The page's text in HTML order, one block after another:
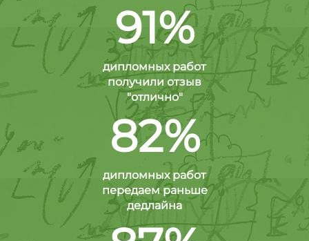
91%
дипломных работ
получили отзыв
"отлично"
82%
дипломных работ
передаем раньше
дедлайна